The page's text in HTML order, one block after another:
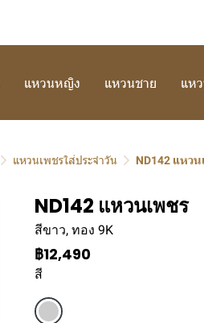
แหวนหญิง แหวนชาย แห
แหวนเพชรใส่ประจำวัน ND142 แหว
ND142 แหวนเพชร
สีขาว, ทอง 9K
฿12,490
สี